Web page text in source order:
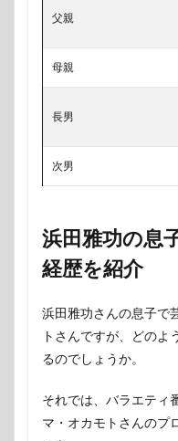
父親
母親
長男
次男
浜田雅功の息
経歴を紹介
浜田雅功さんの息子で
トさんですが、どのよ
るのでしょうか。
それでは、バラエティ
マ・オカモトさんのプ